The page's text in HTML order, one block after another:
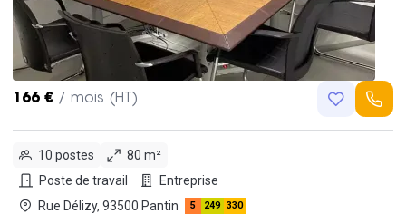
166 € / mois (HT)
10 postes
80 m²
Poste de travail
Entreprise
Rue Délizy, 93500 Pantin
5 249 330